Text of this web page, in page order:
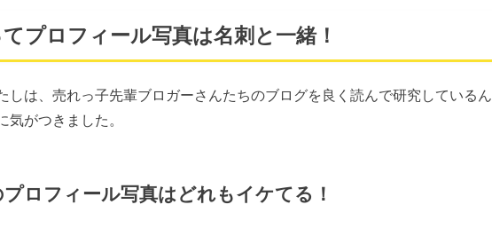
プロフィール写真は名刺と一緒！
しは、売れっ子先輩ブロガーさんたちのブログを良く読んで研究しているん
気がつきました。
ロフィール写真はどれもイケてる！